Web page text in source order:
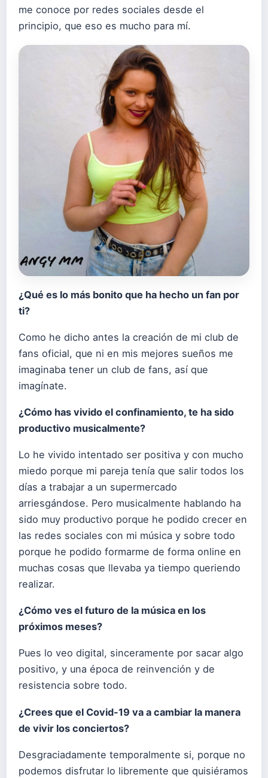
me conoce por redes sociales desde el
principio, que eso es mucho para mí.
¿Qué es lo más bonito que ha hecho un fan por
ti?
Como he dicho antes la creación de mi club de
fans oficial, que ni en mis mejores sueños me
imaginaba tener un club de fans, así que
imagínate.
¿Cómo has vivido el confinamiento, te ha sido
productivo musicalmente?
Lo he vivido intentado ser positiva y con mucho
miedo porque mi pareja tenía que salir todos los
días a trabajar a un supermercado
arriesgándose. Pero musicalmente hablando ha
sido muy productivo porque he podido crecer en
las redes sociales con mi música y sobre todo
porque he podido formarme de forma online en
muchas cosas que llevaba ya tiempo queriendo
realizar.
¿Cómo ves el futuro de la música en los
próximos meses?
Pues lo veo digital, sinceramente por sacar algo
positivo, y una época de reinvención y de
resistencia sobre todo.
¿Crees que el Covid-19 va a cambiar la manera
de vivir los conciertos?
Desgraciadamente temporalmente si, porque no
podemos disfrutar lo libremente que quisiéramos